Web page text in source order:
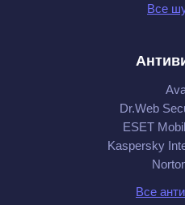
Все
Dr.Web
ESET
Kaspersky
Все